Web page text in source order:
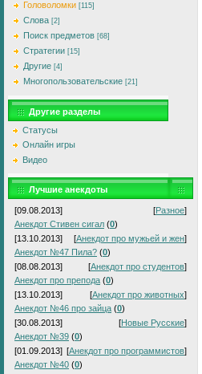
Головоломки [115]
Слова [2]
Поиск предметов [68]
Стратегии [15]
Другие [4]
Многопользовательские [21]
Другие разделы
Статусы
Онлайн игры
Видео
Лучшие анекдоты
[09.08.2013] [Разное]
Анекдот Стивен сигал (0)
[13.10.2013]
[Анекдот про мужьей и жен]
Анекдот №47 Пила? (0)
[08.08.2013]
[Анекдот про студентов]
Анекдот про препода (0)
[13.10.2013]
[Анекдот про животных]
Анекдот №46 про зайца (0)
[30.08.2013]
[Новые Русские]
Анекдот №39 (0)
[01.09.2013] [Анекдот про программистов]
Анекдот №40 (0)